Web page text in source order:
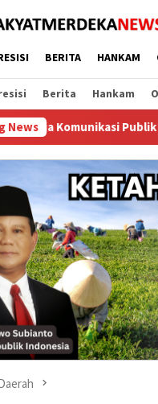
BERITA HANKAM
Berita Hankam
News
Publik Kementerian ATR/